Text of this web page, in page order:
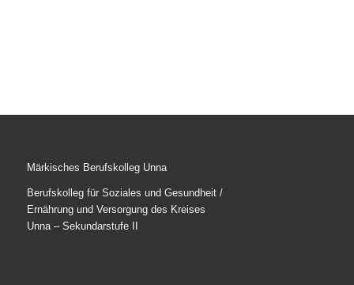
Märkisches Berufskolleg Unna
Berufskolleg für Soziales und Gesundheit /
Ernährung und Versorgung des Kreises
Unna – Sekundarstufe II